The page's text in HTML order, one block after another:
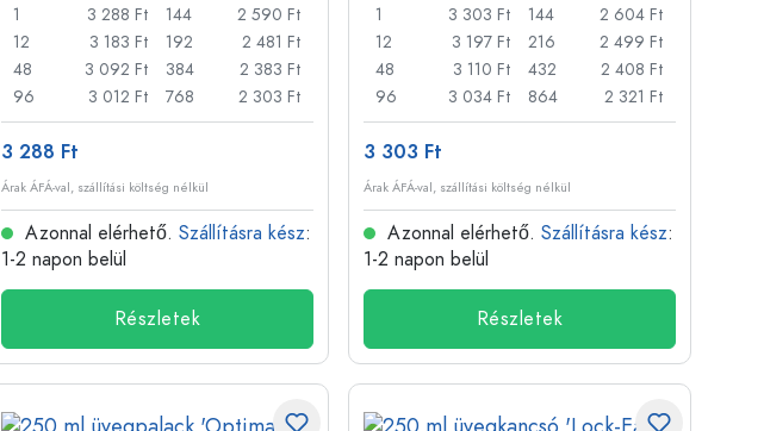
1
3 288 Ft
12
3 183 Ft
48
3 092 Ft
96
3 012 Ft
144
2 590 Ft
192
2 481 Ft
384
2 383 Ft
768
2 303 Ft
3 288 Ft
Árak ÁFÁ-val, szállítási költség nélkül
Azonnal elérhető. Szállításra kész:
1-2 napon belül
Részletek
1
3 303 Ft
12
3 197 Ft
48
3 110 Ft
96
3 034 Ft
144
2 604 Ft
216
2 499 Ft
432
2 408 Ft
864
2 321 Ft
3 303 Ft
Árak ÁFÁ-val, szállítási költség nélkül
Azonnal elérhető. Szállításra kész:
1-2 napon belül
Részletek